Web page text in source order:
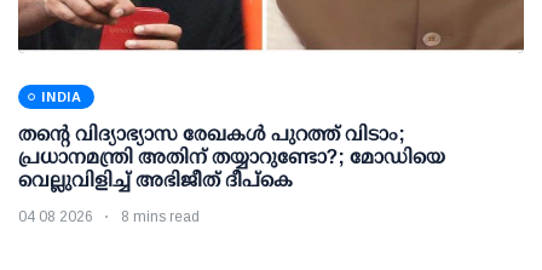
INDIA
തന്റെ വിദ്യാഭ്യാസ രേഖകള്‍ പുറത്ത് വിടാം;
പ്രധാനമന്ത്രി അതിന് തയ്യാറുണ്ടോ?; മോഡിയെ
വെല്ലുവിളിച്ച് അഭിജീത് ദീപ്കെ
04 08 2026 8 mins read